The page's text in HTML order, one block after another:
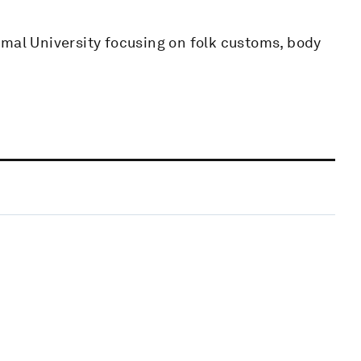
University focusing on folk customs, body